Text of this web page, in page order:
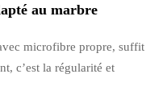
au marbre
microfibre propre, suffit
c’est la régularité et